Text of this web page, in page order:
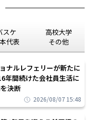
スケ
代表
高校大学
その他
ナルレフェリーが新たに
年間続けた会社員生活に
決断
2026/08/07 15:48